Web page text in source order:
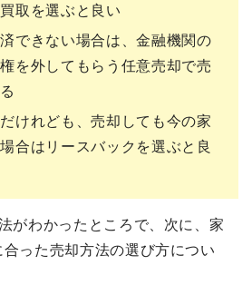
取を選ぶと良い
できない場合は、金融機関の
を外してもらう任意売却で売
けれども、売却しても今の家
合はリースバックを選ぶと良
がわかったところで、次に、家
った売却方法の選び方につい